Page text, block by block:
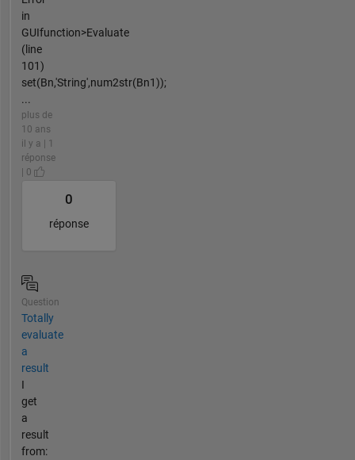
in
GUIfunction>Evaluate
(line
101)
set(Bn,'String',num2str(Bn1));
...
plus de
10 ans
il y a | 1
réponse
| 0
0
réponse
Question
Totally
evaluate
a
result
I
get
a
result
from: